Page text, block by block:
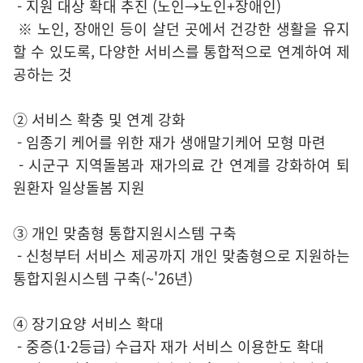
- 지원 대상 확대 추진 (노인→노인+장애인)
※ 노인, 장애인 등이 살던 곳에서 건강한 생활을 유지
할 수 있도록, 다양한 서비스를 통합적으로 연계하여 제
공하는 것
② 서비스 확충 및 연계 강화
- 임종기 케어를 위한 재가 생애말기케어 모형 마련
- 시군구 지역돌봄과 재가의료 간 연계를 강화하여 퇴
원환자 일상돌봄 지원
③ 개인 맞춤형 통합지원시스템 구축
- 신청부터 서비스 제공까지 개인 맞춤형으로 지원하는
통합지원시스템 구축(~'26년)
④ 장기요양 서비스 확대
- 중증(1·2등급) 수급자 재가 서비스 이용한도 확대